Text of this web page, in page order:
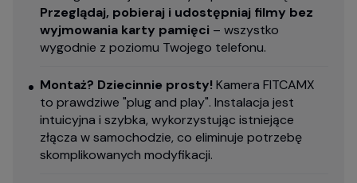
Przeglądaj, pobieraj i udostępniaj filmy bez
wyjmowania karty pamięci – wszystko
wygodnie z poziomu Twojego telefonu.
Montaż? Dziecinnie prosty! Kamera FITCAMX
to prawdziwe "plug and play". Instalacja jest
intuicyjna i szybka, wykorzystując istniejące
złącza w samochodzie, co eliminuje potrzebę
skomplikowanych modyfikacji.